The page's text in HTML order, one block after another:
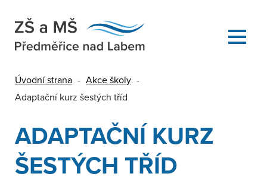
Úvodní strana - Akce školy -
Adaptační kurz šestých tříd
ADAPTAČNÍ KURZ
ŠESTÝCH TŘÍD